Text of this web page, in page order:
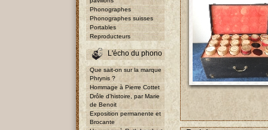
Phonographes
Phonographes suisses
Portables
Reproducteurs
L'écho du phono
Que sait-on sur la marque
Phrynis ?
Hommage à Pierre Cottet
Drôle d'histoire, par Marie
de Benoit
Exposition permanente et
Brocante